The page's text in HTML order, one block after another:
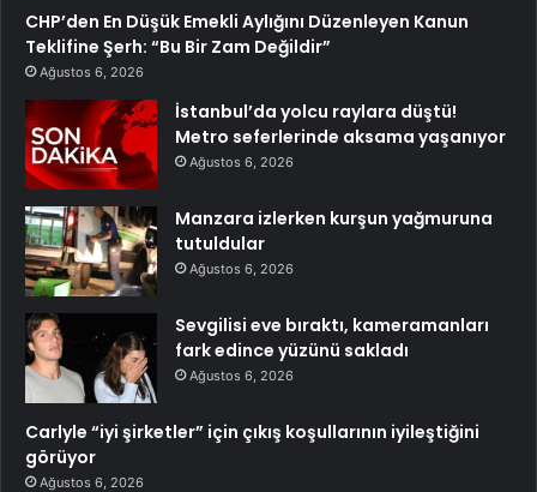
CHP’den En Düşük Emekli Aylığını Düzenleyen Kanun
Teklifine Şerh: “Bu Bir Zam Değildir”
Ağustos 6, 2026
İstanbul’da yolcu raylara düştü!
Metro seferlerinde aksama yaşanıyor
Ağustos 6, 2026
Manzara izlerken kurşun yağmuruna
tutuldular
Ağustos 6, 2026
Sevgilisi eve bıraktı, kameramanları
fark edince yüzünü sakladı
Ağustos 6, 2026
Carlyle “iyi şirketler” için çıkış koşullarının iyileştiğini
görüyor
Ağustos 6, 2026